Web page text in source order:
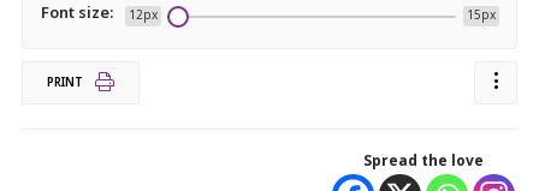
Font size: 12px 15px
PRINT
Spread the love